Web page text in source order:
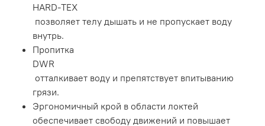
HARD-TEX
позволяет телу дышать и не пропускает воду
внутрь.
Пропитка
DWR
отталкивает воду и препятствует впитыванию
грязи.
Эргономичный крой в области локтей
обеспечивает свободу движений и повышает